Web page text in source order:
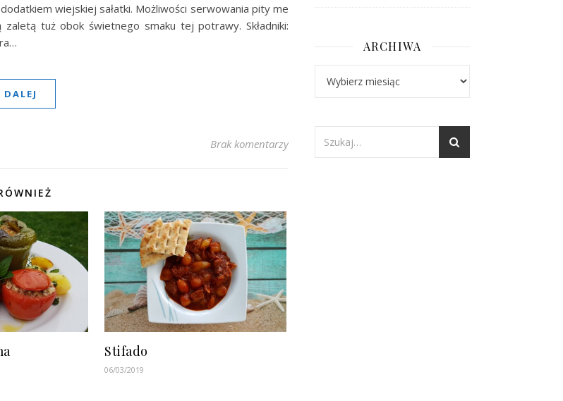
wiejskiej sałatki. Możliwości serwowania pity me
tuż obok świetnego smaku tej potrawy. Składniki:
Brak komentarzy
Stifado
06/03/2019
ARCHIWA